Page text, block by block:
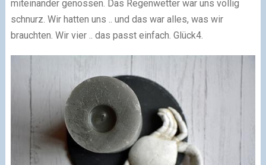
miteinander genossen. Das Regenwetter war uns völlig
schnurz. Wir hatten uns .. und das war alles, was wir
brauchten. Wir vier .. das passt einfach. Glück4.